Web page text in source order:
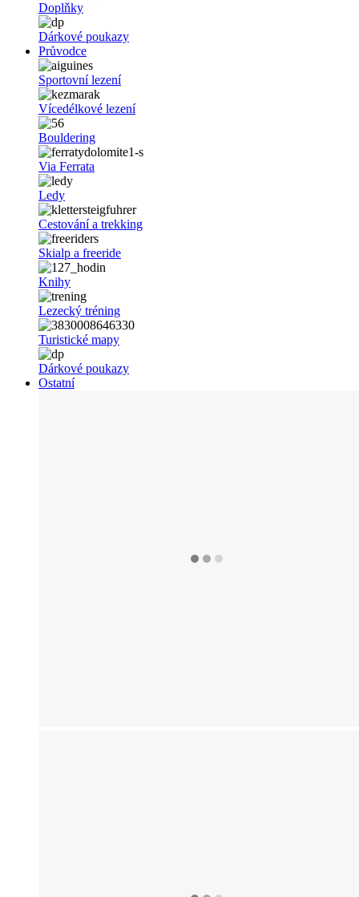
Doplňky
Dárkové poukazy
Průvodce
Sportovní lezení
Vícedélkové lezení
Bouldering
Via Ferrata
Ledy
Cestování a trekking
Skialp a freeride
Knihy
Lezecký tréning
Turistické mapy
Dárkové poukazy
Ostatní